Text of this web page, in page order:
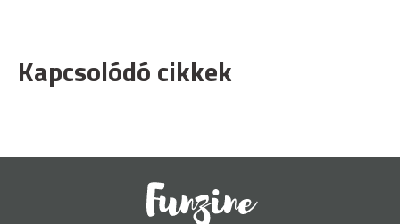
Kapcsolódó cikkek